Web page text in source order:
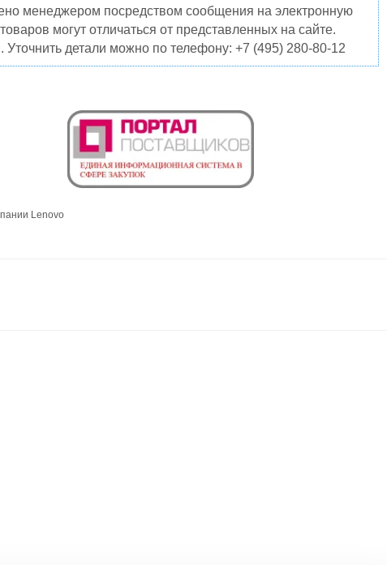
менеджером посредством сообщения на электронную
могут отличаться от представленных на сайте.
Уточнить детали можно по телефону: +7 (495) 280-80-12
Lenovo